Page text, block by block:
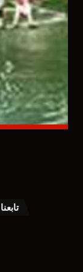
تابعنا